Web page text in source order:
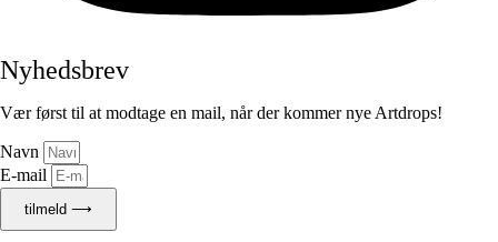
Nyhedsbrev
Vær først til at modtage en mail, når der kommer nye Artdrops!
Navn
E-mail
tilmeld ⟶